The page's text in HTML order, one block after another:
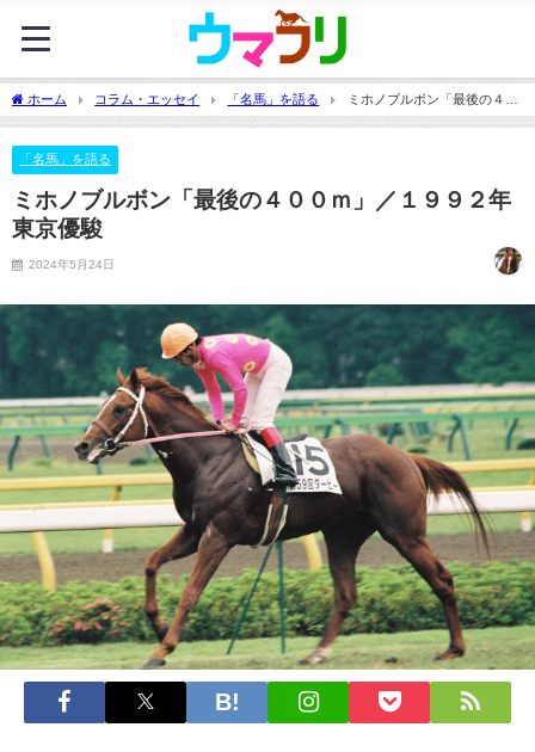
ホーム コラム・エッセイ 「名馬」を語る
ミホノブルボン「最後の４０
０ｍ」／１９９２年東京優駿
「名馬」を語る
ミホノブルボン「最後の４００ｍ」／１９９２年
東京優駿
2024年5月24日